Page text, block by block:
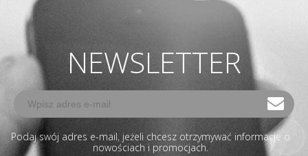
NEWSLETTER
Podaj swój adres e-mail, jeżeli chcesz otrzymywać informacje o
nowościach i promocjach.